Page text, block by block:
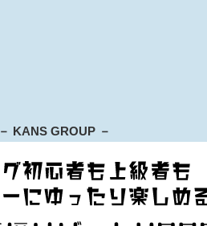
－ KANS GROUP －